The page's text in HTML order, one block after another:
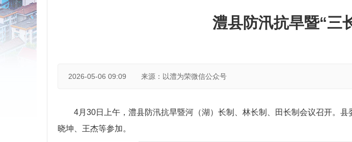
澧县防汛抗旱暨“三
2026-05-06 09:09 来源：以澧为荣微信公众号
4月30日上午，澧县防汛抗旱暨河（湖）长制、林长制、田长制会议召开。
晓坤、王杰等参加。